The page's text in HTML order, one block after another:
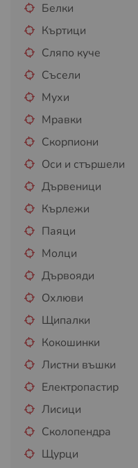
Белки
Къртици
Сляпо куче
Съсели
Мухи
Мравки
Скорпиони
Оси и стършели
Дървеници
Кърлежи
Паяци
Молци
Дървояди
Охлюви
Щипалки
Кокошинки
Листни въшки
Електропастир
Лисици
Сколопендра
Щурци